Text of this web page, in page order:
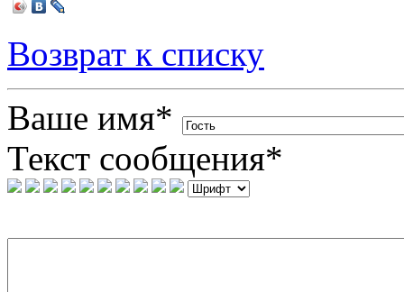
Возврат к списку
Ваше имя*
Текст сообщения*